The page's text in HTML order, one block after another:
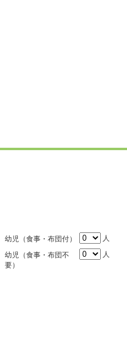
幼児（食事・布団付）
人
幼児（食事・布団不
要）
人